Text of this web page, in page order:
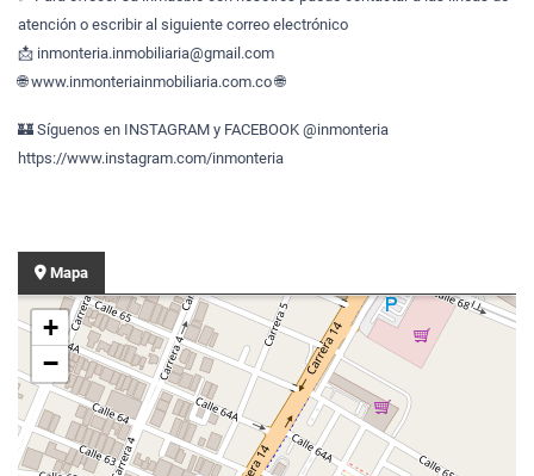
atención o escribir al siguiente correo electrónico
📩 inmonteria.inmobiliaria@gmail.com
🌐 www.inmonteriainmobiliaria.com.co 🌐
🏰 Síguenos en INSTAGRAM y FACEBOOK @inmonteria
https://www.instagram.com/inmonteria
Mapa
+
−